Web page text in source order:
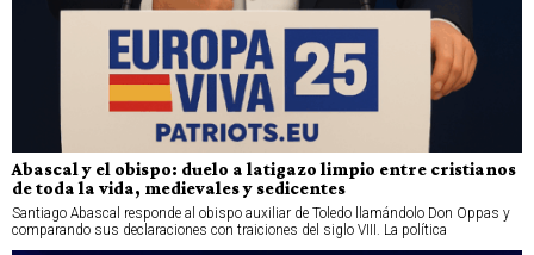
Abascal y el obispo: duelo a latigazo limpio entre cristianos
de toda la vida, medievales y sedicentes
Santiago Abascal responde al obispo auxiliar de Toledo llamándolo Don Oppas y
comparando sus declaraciones con traiciones del siglo VIII. La política